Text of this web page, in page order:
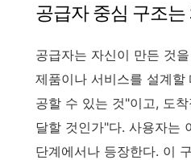
공급자 중심 구조
공급자는 자신이 만든 것
제품이나 서비스를 설계할
공할 수 있는 것"이고, 도
달할 것인가"다. 사용자는
단계에서나 등장한다. 이